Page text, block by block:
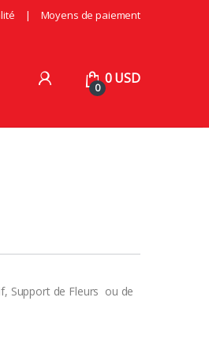
Moyens de paiement
0
0USD
Support de Fleurs ou de